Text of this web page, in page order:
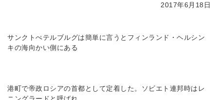
2017年6月18日
サンクトぺテルブルグは簡単に言うとフィンランド・ヘルシン
キの海向かい側にある
港町で帝政ロシアの首都として定着した。ソビエト連邦時はレ